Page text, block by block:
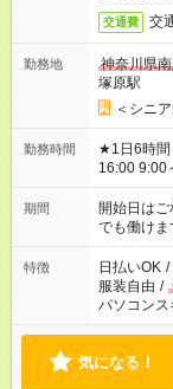
交通費 交
勤務地
神奈川県
塚原駅
＜シニ
勤務時間
★1日6時間～の時短シ
16:00 9:00～
場合、他
ん ※法令に
となります
短時間・
期間
開始日は
でも働けま
特徴 日払いOK /
服装自由 /
パソコンス
気になる！